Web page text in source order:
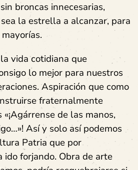
broncas innecesarias,
la estrella a alcanzar, para
las mayorías.
vida cotidiana que
lo mejor para nuestros
Aspiración que como
fraternalmente
de las manos,
Así y solo así podemos
Patria que por
ido forjando. Obra de arte